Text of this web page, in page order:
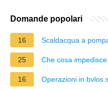
Domande popolari
16 Scaldacqua a
25 Che cosa
16 Operazioni in bvlos